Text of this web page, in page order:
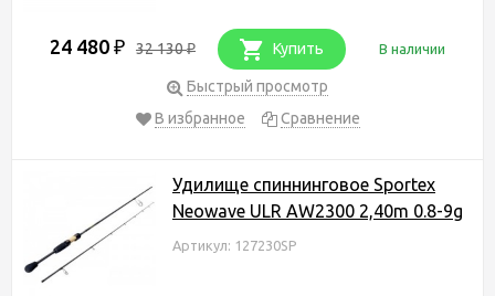
24 480 ₽ 32 130₽ Купить В наличии
Быстрый просмотр
В избранное
Сравнение
Удилище спиннинговое Sportex
Neowave ULR AW2300 2,40m 0.8-9g
Артикул: 127230SP